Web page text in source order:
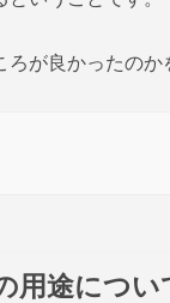
が良かったのか
用途につい